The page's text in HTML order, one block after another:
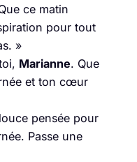
ce matin
pour tout
»
Marianne. Que
et ton cœur
pensée pour
Passe une